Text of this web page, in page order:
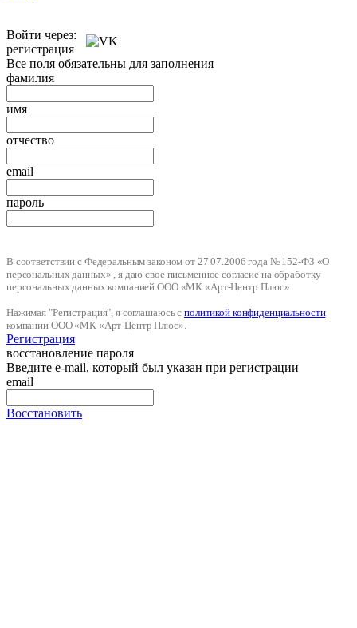
Войти через:
регистрация
Все поля обязательны для заполнения
фамилия
имя
отчество
email
пароль
В соответствии с Федеральным законом от 27.07.2006 года № 152-ФЗ «О
персональных данных» , я даю свое письменное согласие на обработку
персональных данных компанией ООО «МК «Арт-Центр Плюс»
Нажимая "Регистрация", я соглашаюсь сполитикой конфиденциальности
компании ООО «МК «Арт-Центр Плюс».
Регистрация
восстановление пароля
Введите e-mail, который был указан при регистрации
email
Восстановить